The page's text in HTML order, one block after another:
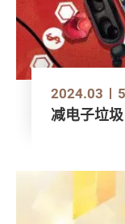
2024.03
减电子垃